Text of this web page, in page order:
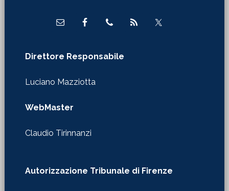
Direttore Responsabile
Luciano Mazziotta
WebMaster
Claudio Tirinnanzi
Autorizzazione Tribunale di Firenze